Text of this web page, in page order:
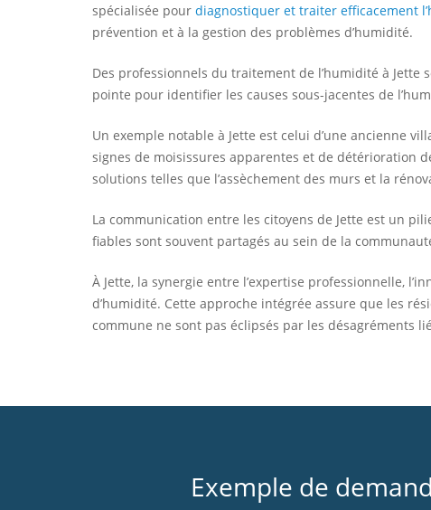
spécialisée pour diagnostiquer et traiter efficacement
prévention et à la gestion des problèmes d’humidité.
Des professionnels du traitement de l’humidité à
pointe pour identifier les causes sous-jacentes de
Un exemple notable à Jette est celui d’une ancienne
signes de moisissures apparentes et de détérioration
solutions telles que l’assèchement des murs et la
La communication entre les citoyens de Jette est un
fiables sont souvent partagés au sein de la
À Jette, la synergie entre l’expertise professionnelle,
d’humidité. Cette approche intégrée assure que les
commune ne sont pas éclipsés par les désagréments
Exemple de